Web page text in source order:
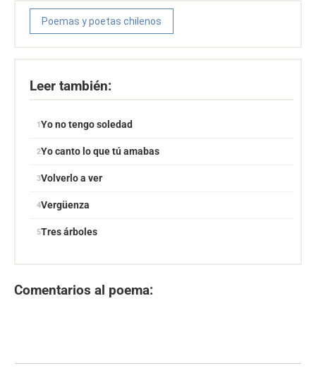
Poemas y poetas chilenos
Leer también:
Yo no tengo soledad
Yo canto lo que tú amabas
Volverlo a ver
Vergüenza
Tres árboles
Comentarios al poema: